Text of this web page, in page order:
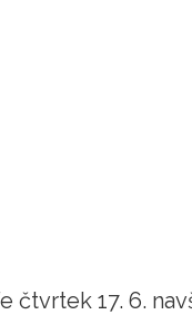
čtvrtek 17. 6.